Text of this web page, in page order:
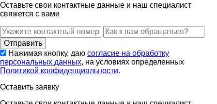
Оставьте свои контактные данные и наш специалист
свяжется с вами
Нажимая кнопку, даю согласие на обработку
персональных данных, на условиях определенных
Политикой конфиденциальности.
Оставить заявку